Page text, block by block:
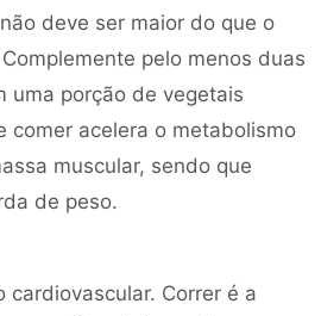
deve ser maior do que o
pelo menos duas
uma porção de vegetais
comer acelera o metabolismo
muscular, sendo que
de peso.
cardiovascular. Correr é a